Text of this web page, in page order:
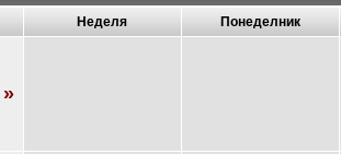
Неделя Понеделник
»